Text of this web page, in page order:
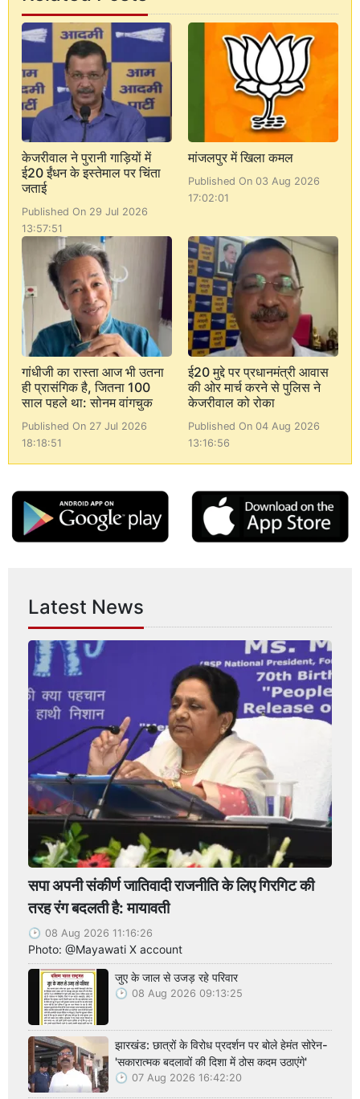
केजरीवाल ने पुरानी गाड़ियों में
ई20 ईंधन के इस्तेमाल पर चिंता
जताई
Published On 29 Jul 2026
13:57:51
मांजलपुर में खिला कमल
Published On 03 Aug 2026
17:02:01
गांधीजी का रास्ता आज भी उतना
ही प्रासंगिक है, जितना 100
साल पहले था: सोनम वांगचुक
Published On 27 Jul 2026
18:18:51
ई20 मुद्दे पर प्रधानमंत्री आवास
की ओर मार्च करने से पुलिस ने
केजरीवाल को रोका
Published On 04 Aug 2026
13:16:56
Latest News
सपा अपनी संकीर्ण जातिवादी राजनीति के लिए गिरगिट की
तरह रंग बदलती है: मायावती
08 Aug 2026 11:16:26
Photo: @Mayawati X account
जुए के जाल से उजड़ रहे परिवार
08 Aug 2026 09:13:25
झारखंड: छात्रों के विरोध प्रदर्शन पर बोले हेमंत सोरेन-
'सकारात्मक बदलावों की दिशा में ठोस कदम उठाएंगे'
07 Aug 2026 16:42:20